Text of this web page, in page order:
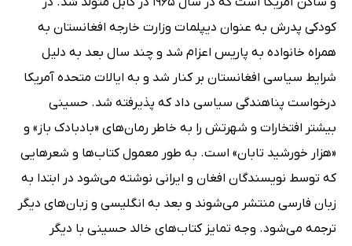
کودکی پدرش به عنوان دیپلمات وزارت خارجه افغانستان به
همراه خانواده به پاریس اعزام شد و چند سال بعد به دلیل
شرایط سیاسی افغانستان بر کنار شد و به ایالات متحده آمریکا
درخواست پناهندگی سیاسی داد که پذیرفته شد. حسینی
بیشتر افتخارات و شهرتش را به خاطر رمان‌های «بادبادک باز» و
«هزار خورشید تابان» است. به طور معمول کتاب‌ها و شعرهایی
که توسط نویسندگان افغان و ایرانی نوشته می‌شود در ابتدا به
زبان فارسی منتشر می‌شوند و بعد به انگلیسی و زبان‌های دیگر
ترجمه می‌شود. وجه تمایز کتاب‌های خالد حسینی با دیگر